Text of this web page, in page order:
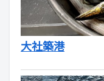
大社築港